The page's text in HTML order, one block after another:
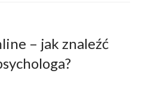
– jak znaleźć